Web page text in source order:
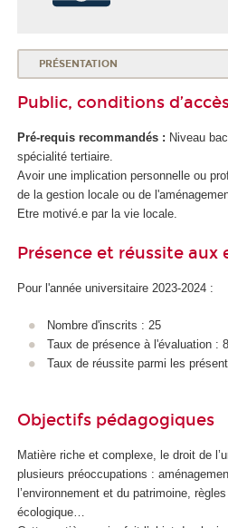
PRÉSENTATION
Public, conditions
Pré-requis recommandés : Niveau
spécialité tertiaire.
Avoir une implication personnelle ou
de la gestion locale ou de
Etre motivé.e par la vie locale.
Présence et réussite aux
Pour l'année universitaire 2023-2024 :
Nombre d'inscrits : 25
Taux de présence à l'évaluation :
Taux de réussite parmi les
Objectifs pédagogiques
Matière riche et complexe, le droit de
plusieurs préoccupations :
l’environnement et du patrimoine,
écologique…